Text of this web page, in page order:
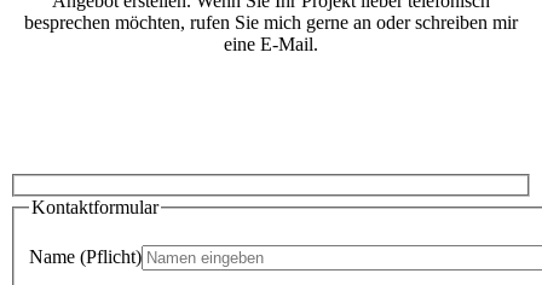
besprechen möchten, rufen Sie mich gerne an oder schreiben mir
eine E-Mail.
Kontaktformular
Name (Pflicht)